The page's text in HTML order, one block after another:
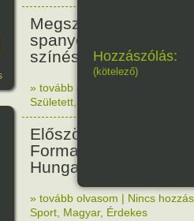
Megszületett Antonio
spanyol származású
színész.
» tovább olvasom
Született
Először rendeztek
Forma 1-es futamot a
Hungaroringen.
» tovább olvasom | Nincs
Sport Magyar, Érdekes
Hozzászólás:
(kötelező)